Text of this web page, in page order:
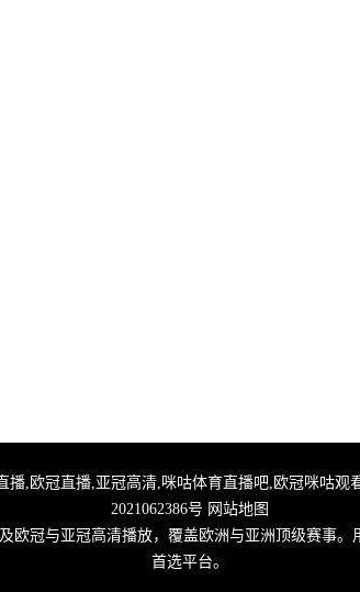
播,欧冠直播,亚冠高清,咪咕体育直播吧,欧冠咪咕
2021062386号 网站地图
欧冠与亚冠高清播放，覆盖欧洲与亚洲顶级赛事
首选平台。